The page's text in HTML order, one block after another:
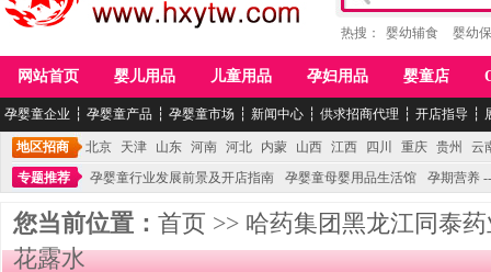
热搜： 婴幼辅食 婴幼
网站首页 婴儿用品 儿童用品 孕妇用品 婴童店
孕婴童企业 ┆ 孕婴童产品 ┆ 孕婴童市场 ┆ 新闻中心 ┆ 供求招商代理 ┆ 开店指导 ┆
地区招商 北京 天津 山东 河南 河北 内蒙 山西 江西 四川 重庆 贵州
云
专题推荐
孕婴童行业发展前景及开店指南 孕婴童母婴用品生活馆 孕期营养
您当前位置： 首页 >> 哈药集团黑龙江同泰
花露水